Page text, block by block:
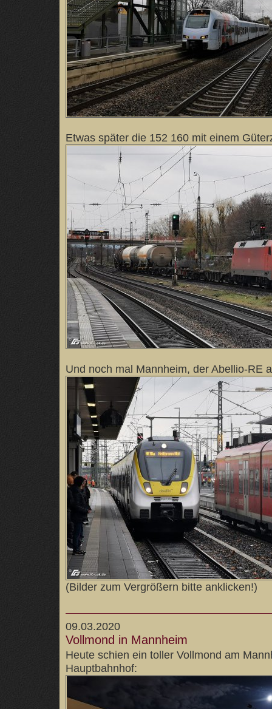
Etwas später die 152 160 mit einem
Und noch mal Mannheim, der Abellio-RE
(Bilder zum Vergrößern bitte anklicken!)
09.03.2020
Vollmond in Mannheim
Heute schien ein toller Vollmond am
Hauptbahnhof: